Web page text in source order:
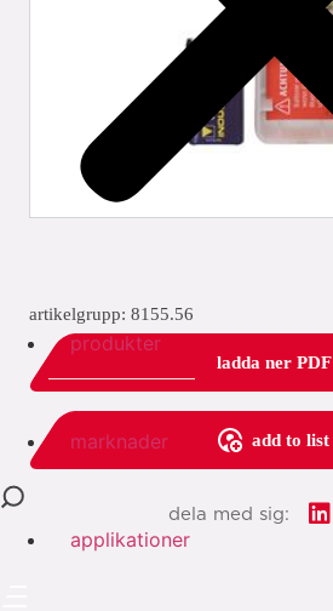
produkter
marknader
applikationer
artikelgrupp: 8155.56
ladda ner PDF
add to list
dela med sig: